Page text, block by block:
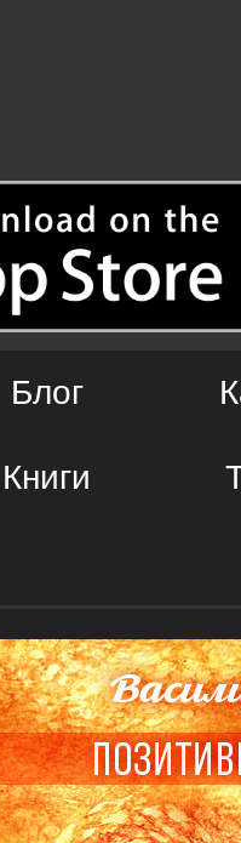
Блог
Книги